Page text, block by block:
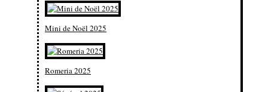
Mini de Noël 2025
Romeria 2025